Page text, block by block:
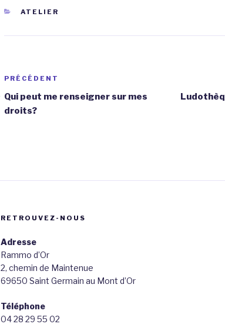
CATÉGORIES
ATELIER
Navigation
de
l’article
Article
précédent
PRÉCÉDENT
Qui peut me renseigner sur mes
droits?
RETROUVEZ-NOUS
Adresse
Rammo d’Or
2, chemin de Maintenue
69650 Saint Germain au Mont d’Or
Téléphone
04 28 29 55 02